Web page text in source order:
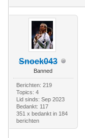
Snoek043
Banned
Berichten: 219
Topics: 4
Lid sinds: Sep 2023
Bedankt: 117
351 x bedankt in 184
berichten